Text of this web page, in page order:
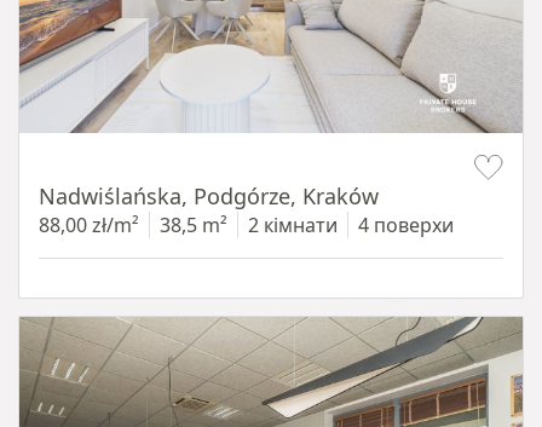
Nadwiślańska, Podgórze, Kraków
88,00 zł/m² 38,5 m² 2 кімнати 4 поверхи